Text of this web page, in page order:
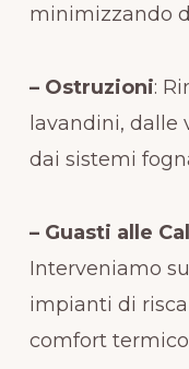
minimizzando
– Ostruzioni:
lavandini, dalle
dai sistemi
– Guasti alle
Interveniamo
impianti di
comfort